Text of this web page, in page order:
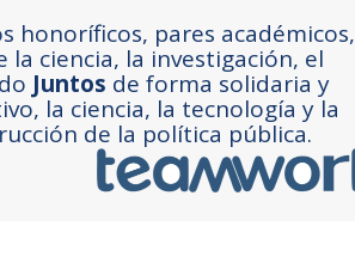
honoríficos, pares académicos,
la ciencia, la investigación, el
Juntos de forma solidaria y
la ciencia, la tecnología y la
de la política pública.